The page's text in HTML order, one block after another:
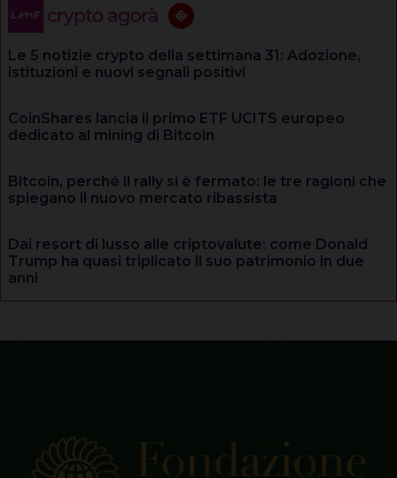
Le 5 notizie crypto della settimana 31: Adozione,
istituzioni e nuovi segnali positivi
CoinShares lancia il primo ETF UCITS europeo
dedicato al mining di Bitcoin
Bitcoin, perché il rally si è fermato: le tre ragioni che
spiegano il nuovo mercato ribassista
Dai resort di lusso alle criptovalute: come Donald
Trump ha quasi triplicato il suo patrimonio in due
anni